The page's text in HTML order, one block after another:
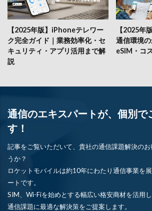
【2025年版】iPhoneテレワー
ク完全ガイド｜業務効率化・セ
キュリティ・アプリ活用まで解
説
【2025年
通信環境
eSIM・コ
通信のエキスパートが、個別で
す！
記事をご覧いただいて、貴社の通信課題解決の
うか？
ロケットモバイルは約10年にわたり通信事業を
ートです。
SIM、Wi-Fiを始めとする幅広い格安商材を活用
通信課題に最適な解決策をご提案します。